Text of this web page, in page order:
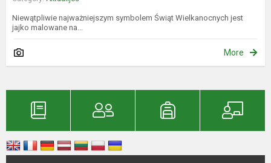
Niewątpliwie najważniejszym symbolem Świąt Wielkanocnych jest
jajko malowane na...
More